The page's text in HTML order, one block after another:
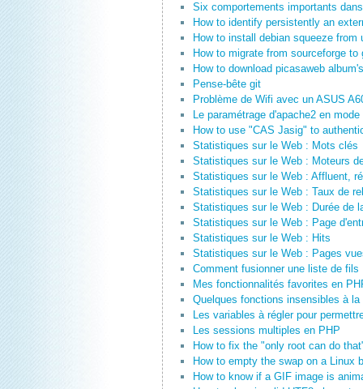
Six comportements importants
How to identify persistently an
How to install debian squeeze from
How to migrate from sourceforge to
How to download picasaweb
Pense-bête git
Problème de Wifi avec un ASUS
Le paramétrage d'apache2 en
How to use "CAS Jasig" to
Statistiques sur le Web : Mots clés
Statistiques sur le Web : Moteurs
Statistiques sur le Web : Affluent,
Statistiques sur le Web : Taux de
Statistiques sur le Web : Durée de
Statistiques sur le Web : Page
Statistiques sur le Web : Hits
Statistiques sur le Web : Pages
Comment fusionner une liste de
Mes fonctionnalités favorites en
Quelques fonctions insensibles à
Les variables à régler pour
Les sessions multiples en PHP
How to fix the "only root can do
How to empty the swap on a Linux
How to know if a GIF image is